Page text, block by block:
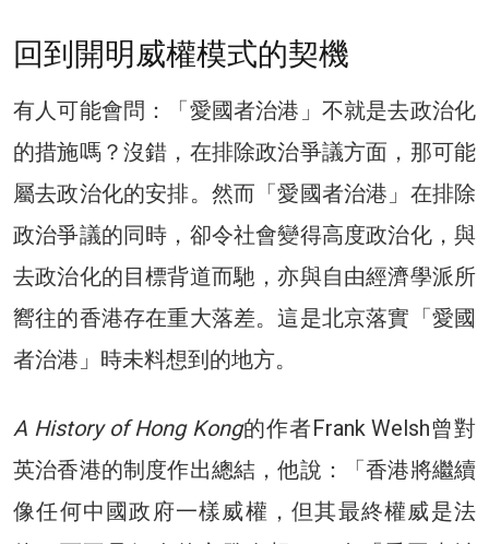
回到開明威權模式的契機
有人可能會問：「愛國者治港」不就是去政治化
的措施嗎？沒錯，在排除政治爭議方面，那可能
屬去政治化的安排。然而「愛國者治港」在排除
政治爭議的同時，卻令社會變得高度政治化，與
去政治化的目標背道而馳，亦與自由經濟學派所
嚮往的香港存在重大落差。這是北京落實「愛國
者治港」時未料想到的地方。
A History of Hong Kong的作者Frank Welsh曾對
英治香港的制度作出總結，他說：「香港將繼續
像任何中國政府一樣威權，但其最終權威是法